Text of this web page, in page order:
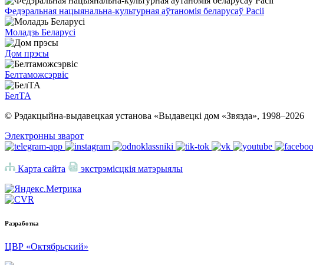
Федэральная нацыянальна-культурная аўтаномія беларусаў Расіі
Моладзь Беларусі
Дом прэсы
Белтаможсэрвіс
БелТА
© Рэдакцыйна-выдавецкая установа «Выдавецкі дом «Звязда», 1998–2026
Электронны зварот
Карта сайта экстрэмісцкія матэрыялы
Разработка
ЦВР «Октябрьский»